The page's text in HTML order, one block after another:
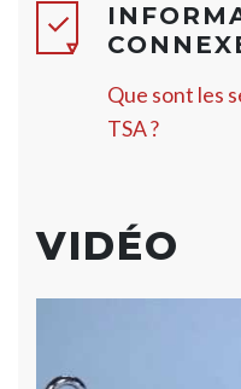
Que sont les
TSA ?
VIDÉO